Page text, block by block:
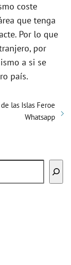
coste
que tenga
Por lo que
por
a si se
país.
las Islas Feroe
Whatsapp